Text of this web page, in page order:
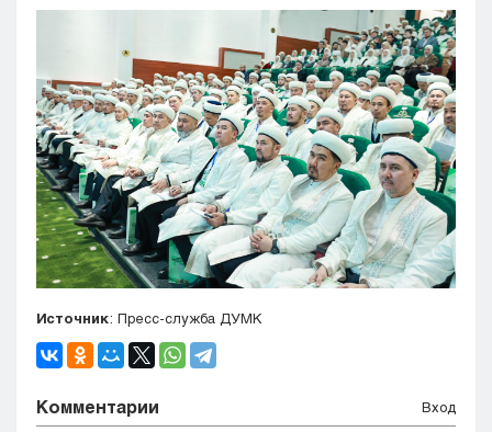
Источник: Пресс-служба ДУМК
Комментарии Вход